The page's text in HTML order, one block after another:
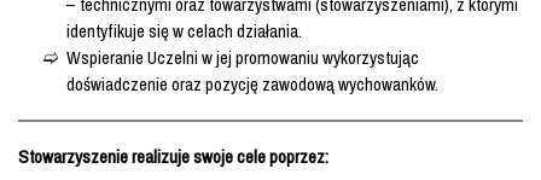
identyfikuje się w celach działania.
Wspieranie Uczelni w jej promowaniu wykorzystując
doświadczenie oraz pozycję zawodową wychowanków.
Stowarzyszenie realizuje swoje cele poprzez: